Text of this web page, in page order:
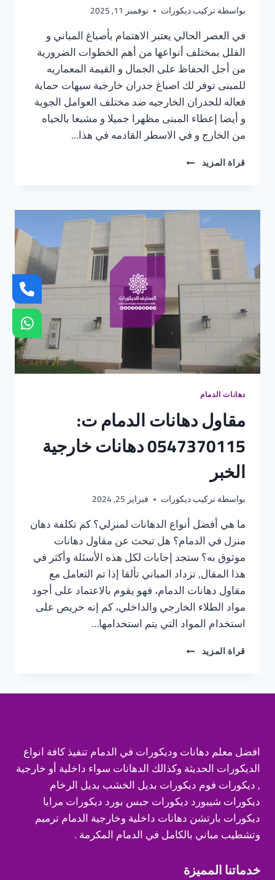
بواسطةتركيب ديكورات نوفمبر 11, 2025
في العصر الحالي يعتبر الاهتمام بأصباغ المباني و
الفلل بمختلف أنواعها من أهم الخطوات الضرورية
من أجل الحفاظ على الجمال و القيمة المعماريه
للمبنى توفر لك اصباغ جدران خارجية سيهات حماية
فعاله للجدران الخارجيه ضد مختلف العوامل الجوية
و أيضا إعطاء المبنى مظهرا جميلا و مشبعا بالحياه
من الخارج و في الاسطر القادمه في هذا…
قراة المزيد مقاول
0547370115
دهانات الدمام
مقاول دهانات الدمام ت:
0547370115 دهانات خارجية
الخبر
بواسطةتركيب ديكورات فبراير 25, 2024
ما هي أفضل أنواع الدهانات لمنزلي؟ كم تكلفة دهان
منزل في الدمام؟ هل تبحث عن مقاول دهانات
موثوق به؟ ستجد إجابات لكل هذه الأسئلة وأكثر في
هذا المقال, تزداد المباني تألقا إذا تم التعامل مع
مقاول دهانات الدمام، فهو يقوم بالاعتماد على أجود
مواد الطلاء الخارجي والداخلي، كم إنه حريص على
استخدام المواد التي يتم استخدامها…
قراة المزيد مقاول
افضل معلم دهانات وديكورات في الدمام تنفيذ كافة انواع
الديكورات الحديثة وكذالك الدهانات سواء داخلية أو خارجية
, ديكورات فوم ديكورات بديل الخشب بديل الرخام
ديكورات شيبورد ديكورات جبس بورد ديكورات مرايا
ديكورات بارتشن دهانات داخلية وخارجية الدمام ترميم
وتشطيب مباني بالكامل في الدمام المكرمة .
خدماتنا المميزة